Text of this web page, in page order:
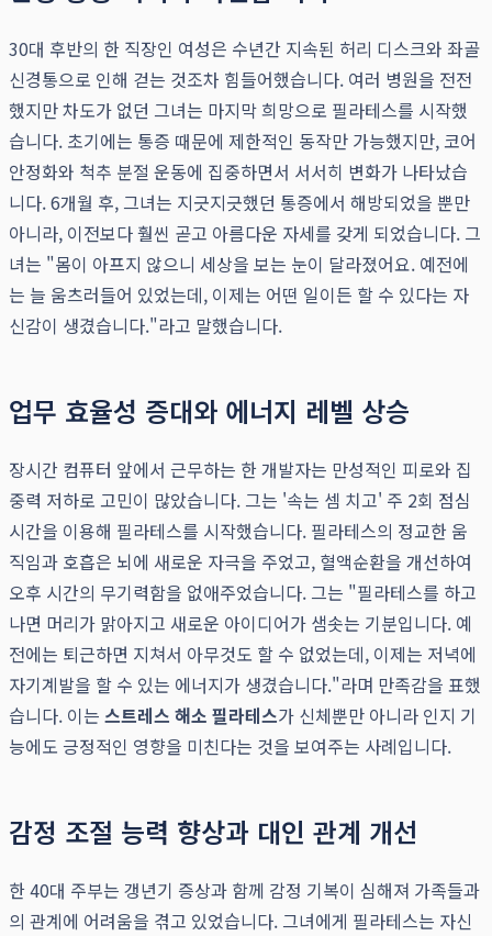
30대 후반의 한 직장인 여성은 수년간 지속된 허리 디스크와 좌골
신경통으로 인해 걷는 것조차 힘들어했습니다. 여러 병원을 전전
했지만 차도가 없던 그녀는 마지막 희망으로 필라테스를 시작했
습니다. 초기에는 통증 때문에 제한적인 동작만 가능했지만, 코어
안정화와 척추 분절 운동에 집중하면서 서서히 변화가 나타났습
니다. 6개월 후, 그녀는 지긋지긋했던 통증에서 해방되었을 뿐만
아니라, 이전보다 훨씬 곧고 아름다운 자세를 갖게 되었습니다. 그
녀는 "몸이 아프지 않으니 세상을 보는 눈이 달라졌어요. 예전에
는 늘 움츠러들어 있었는데, 이제는 어떤 일이든 할 수 있다는 자
신감이 생겼습니다."라고 말했습니다.
업무 효율성 증대와 에너지 레벨 상승
장시간 컴퓨터 앞에서 근무하는 한 개발자는 만성적인 피로와 집
중력 저하로 고민이 많았습니다. 그는 '속는 셈 치고' 주 2회 점심
시간을 이용해 필라테스를 시작했습니다. 필라테스의 정교한 움
직임과 호흡은 뇌에 새로운 자극을 주었고, 혈액순환을 개선하여
오후 시간의 무기력함을 없애주었습니다. 그는 "필라테스를 하고
나면 머리가 맑아지고 새로운 아이디어가 샘솟는 기분입니다. 예
전에는 퇴근하면 지쳐서 아무것도 할 수 없었는데, 이제는 저녁에
자기계발을 할 수 있는 에너지가 생겼습니다."라며 만족감을 표했
습니다. 이는 스트레스 해소 필라테스가 신체뿐만 아니라 인지 기
능에도 긍정적인 영향을 미친다는 것을 보여주는 사례입니다.
감정 조절 능력 향상과 대인 관계 개선
한 40대 주부는 갱년기 증상과 함께 감정 기복이 심해져 가족들과
의 관계에 어려움을 겪고 있었습니다. 그녀에게 필라테스는 자신